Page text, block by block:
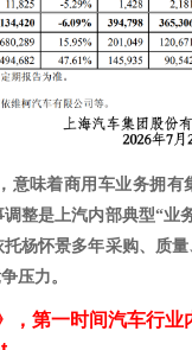
意味着商用车业务拥有
整是上汽内部典型“业
杨怀景多年采购、质
压力。
，第一时间汽车行业